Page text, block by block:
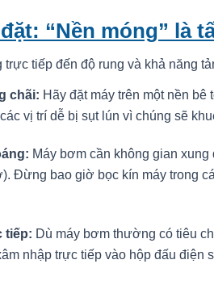
“Nền móng” là
tiếp đến độ rung và khả năng
chãi: Hãy đặt máy trên một nền bê
vị trí dễ bị sụt lún vì chúng sẽ
Máy bơm cần không gian
Đừng bao giờ bọc kín máy trong
tiếp: Dù máy bơm thường có tiêu
nhập trực tiếp vào hộp đấu điện